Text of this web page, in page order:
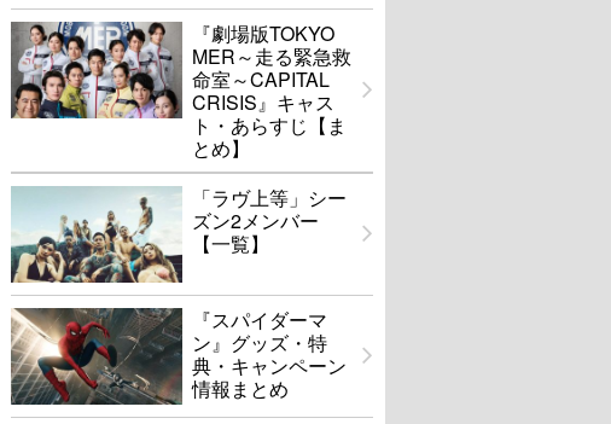
『劇場版TOKYO
MER～走る緊急救
命室～CAPITAL
CRISIS』キャス
ト・あらすじ【ま
とめ】
「ラヴ上等」シー
ズン2メンバー
【一覧】
『スパイダーマ
ン』グッズ・特
典・キャンペーン
情報まとめ